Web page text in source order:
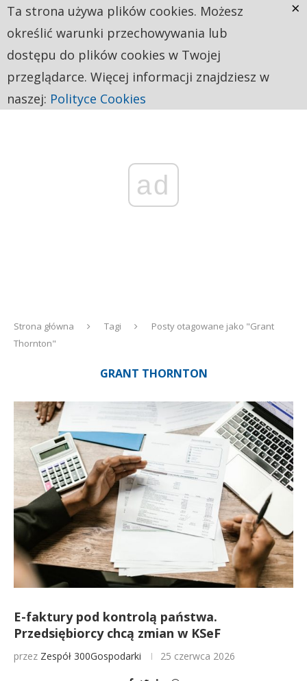
ad
Strona główna Tagi
Posty otagowane jako "Grant
Thornton"
GRANT THORNTON
E-faktury pod kontrolą państwa.
Przedsiębiorcy chcą zmian w KSeF
przez Zespół 300Gospodarki 25 czerwca 2026
Ta strona używa plików cookies. Możesz
określić warunki przechowywania lub
dostępu do plików cookies w Twojej
przeglądarce. Więcej informacji znajdziesz w
naszej: Polityce Cookies
×